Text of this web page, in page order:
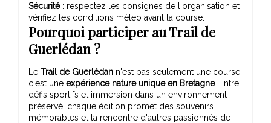
Sécurité: respectez les consignes de l'organisation et
vérifiez les conditions météo avant la course.
Pourquoi participer au Trail de
Guerlédan ?
Le Trail de Guerlédan n'est pas seulement une course,
c'est une expérience nature unique en Bretagne. Entre
défis sportifs et immersion dans un environnement
préservé, chaque édition promet des souvenirs
mémorables et la rencontre d'autres passionnés de